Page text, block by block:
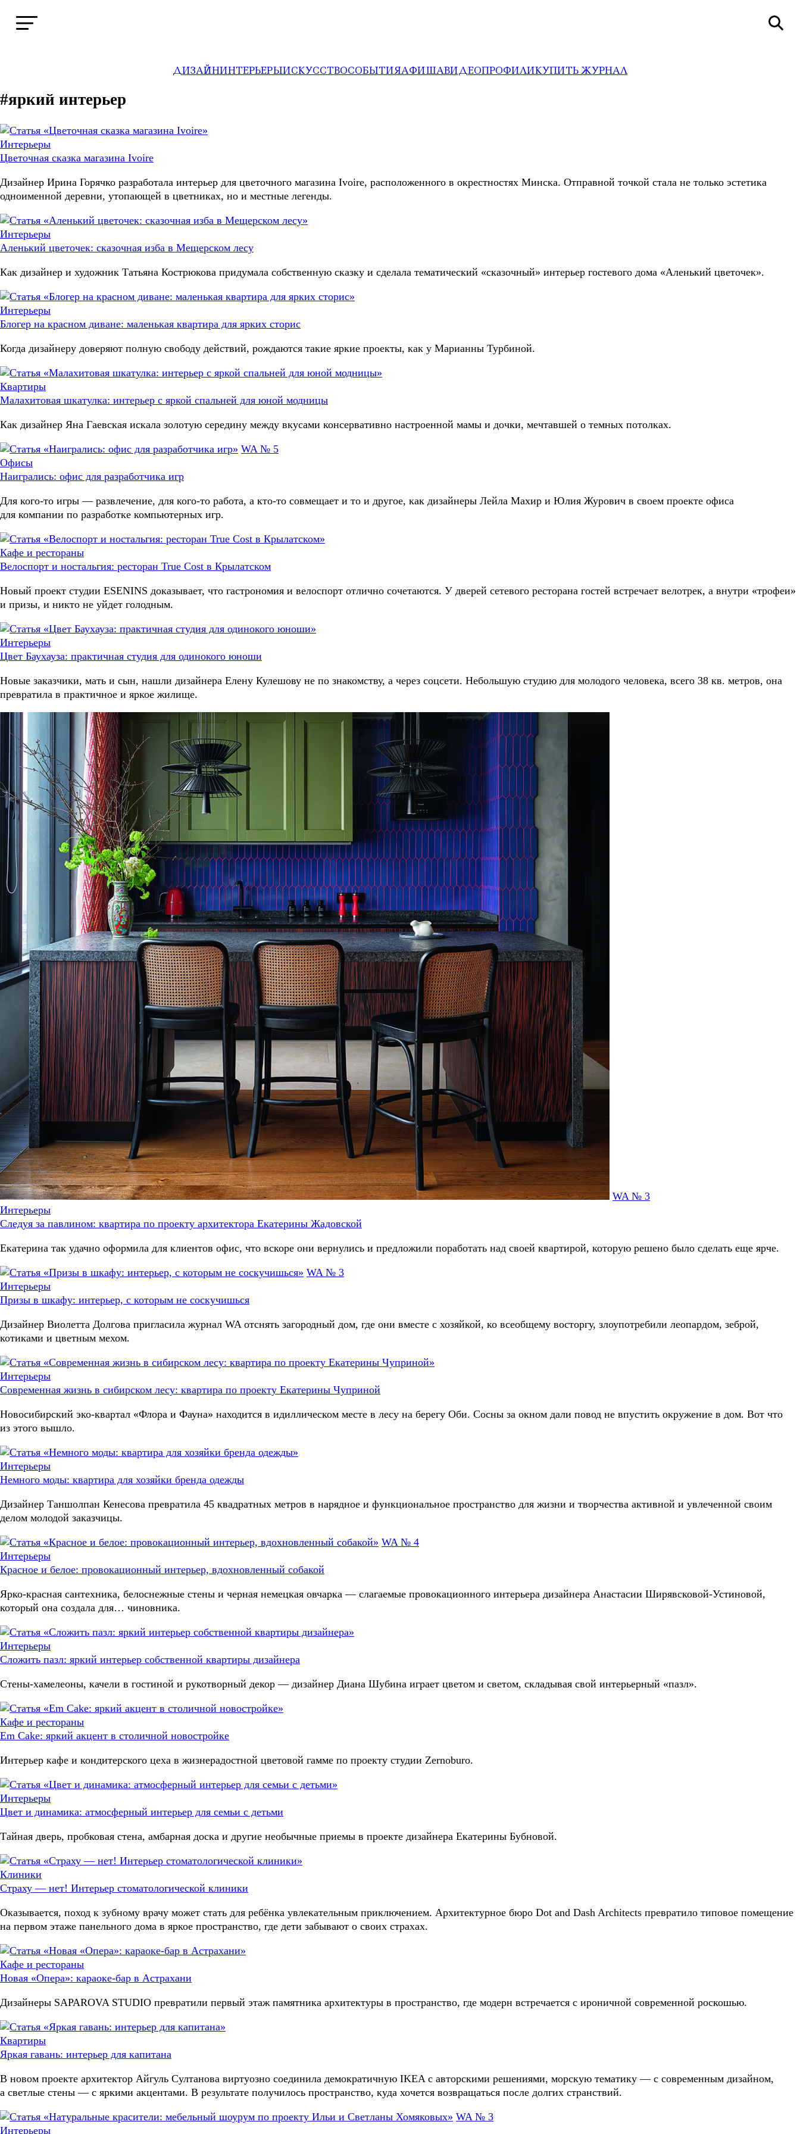
ДИЗАЙНИНТЕРЬЕРЫИСКУССТВОСОБЫТИЯАФИШАВИДЕОПРОФИЛИКУПИТЬ ЖУРНАЛ
#яркий интерьер
Интерьеры
Цветочная сказка магазина Ivoire
Дизайнер Ирина Горячко разработала интерьер для цветочного магазина Ivoire, расположенного в окрестностях Минска. Отправной точкой стала не только эстетика
одноименной деревни, утопающей в цветниках, но и местные легенды.
Интерьеры
Аленький цветочек: сказочная изба в Мещерском лесу
Как дизайнер и художник Татьяна Кострюкова придумала собственную сказку и сделала тематический «сказочный» интерьер гостевого дома «Аленький цветочек».
Интерьеры
Блогер на красном диване: маленькая квартира для ярких сторис
Когда дизайнеру доверяют полную свободу действий, рождаются такие яркие проекты, как у Марианны Турбиной.
Квартиры
Малахитовая шкатулка: интерьер с яркой спальней для юной модницы
Как дизайнер Яна Гаевская искала золотую середину между вкусами консервативно настроенной мамы и дочки, мечтавшей о темных потолках.
WA № 5
Офисы
Наигрались: офис для разработчика игр
Для кого-то игры — развлечение, для кого-то работа, а кто-то совмещает и то и другое, как дизайнеры Лейла Махир и Юлия Журович в своем проекте офиса
для компании по разработке компьютерных игр.
Кафе и рестораны
Велоспорт и ностальгия: ресторан True Cost в Крылатском
Новый проект студии ESENINS доказывает, что гастрономия и велоспорт отлично сочетаются. У дверей сетевого ресторана гостей встречает велотрек, а внутри «трофеи»
и призы, и никто не уйдет голодным.
Интерьеры
Цвет Баухауза: практичная студия для одинокого юноши
Новые заказчики, мать и сын, нашли дизайнера Елену Кулешову не по знакомству, а через соцсети. Небольшую студию для молодого человека, всего 38 кв. метров, она
превратила в практичное и яркое жилище.
WA № 3
Интерьеры
Следуя за павлином: квартира по проекту архитектора Екатерины Жадовской
Екатерина так удачно оформила для клиентов офис, что вскоре они вернулись и предложили поработать над своей квартирой, которую решено было сделать еще ярче.
WA № 3
Интерьеры
Призы в шкафу: интерьер, с которым не соскучишься
Дизайнер Виолетта Долгова пригласила журнал WA отснять загородный дом, где они вместе с хозяйкой, ко всеобщему восторгу, злоупотребили леопардом, зеброй,
котиками и цветным мехом.
Интерьеры
Современная жизнь в сибирском лесу: квартира по проекту Екатерины Чуприной
Новосибирский эко-квартал «Флора и Фауна» находится в идиллическом месте в лесу на берегу Оби. Сосны за окном дали повод не впустить окружение в дом. Вот что
из этого вышло.
Интерьеры
Немного моды: квартира для хозяйки бренда одежды
Дизайнер Таншолпан Кенесова превратила 45 квадратных метров в нарядное и функциональное пространство для жизни и творчества активной и увлеченной своим
делом молодой заказчицы.
WA № 4
Интерьеры
Красное и белое: провокационный интерьер, вдохновленный собакой
Ярко-красная сантехника, белоснежные стены и черная немецкая овчарка — слагаемые провокационного интерьера дизайнера Анастасии Ширявсковой-Устиновой,
который она создала для… чиновника.
Интерьеры
Сложить пазл: яркий интерьер собственной квартиры дизайнера
Стены-хамелеоны, качели в гостиной и рукотворный декор — дизайнер Диана Шубина играет цветом и светом, складывая свой интерьерный «пазл».
Кафе и рестораны
Em Cake: яркий акцент в столичной новостройке
Интерьер кафе и кондитерского цеха в жизнерадостной цветовой гамме по проекту студии Zernoburo.
Интерьеры
Цвет и динамика: атмосферный интерьер для семьи с детьми
Тайная дверь, пробковая стена, амбарная доска и другие необычные приемы в проекте дизайнера Екатерины Бубновой.
Клиники
Страху — нет! Интерьер стоматологической клиники
Оказывается, поход к зубному врачу может стать для ребёнка увлекательным приключением. Архитектурное бюро Dot and Dash Architects превратило типовое помещение
на первом этаже панельного дома в яркое пространство, где дети забывают о своих страхах.
Кафе и рестораны
Новая «Опера»: караоке-бар в Астрахани
Дизайнеры SAPAROVA STUDIO превратили первый этаж памятника архитектуры в пространство, где модерн встречается с ироничной современной роскошью.
Квартиры
Яркая гавань: интерьер для капитана
В новом проекте архитектор Айгуль Султанова виртуозно соединила демократичную IKEA с авторскими решениями, морскую тематику — с современным дизайном,
а светлые стены — с яркими акцентами. В результате получилось пространство, куда хочется возвращаться после долгих странствий.
WA № 3
Интерьеры